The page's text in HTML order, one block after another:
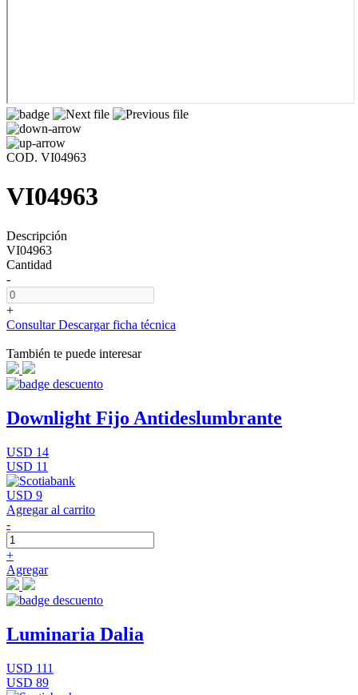
COD. VI04963
VI04963
Descripción
VI04963
Cantidad
-
+
ConsultarDescargar ficha técnica
También te puede interesar
Downlight Fijo Antideslumbrante
USD 14
USD 11
USD 9
Agregar al carrito
-
+
Agregar
Luminaria Dalia
USD 111
USD 89